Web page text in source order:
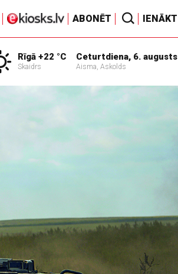
ABONĒT IENĀKT
Rīgā +22 °C
Skaidrs
Ceturtdiena, 6. augusts
Aisma, Askolds